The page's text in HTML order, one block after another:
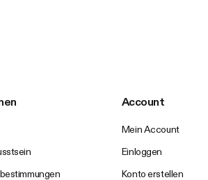
Account
Mein Account
Einloggen
Konto erstellen